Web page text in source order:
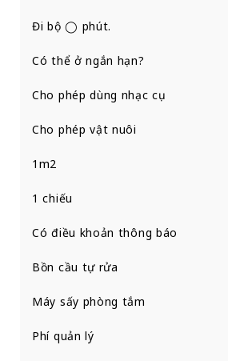
Đi bộ ◯ phút.
Có thể ở ngắn hạn?
Cho phép dùng nhạc cụ
Cho phép vật nuôi
1m2
1 chiếu
Có điều khoản thông báo
Bồn cầu tự rửa
Máy sấy phòng tắm
Phí quản lý